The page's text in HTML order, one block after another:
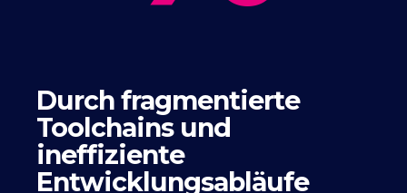
Durch fragmentierte
Toolchains und
ineffiziente
Entwicklungsabläufe